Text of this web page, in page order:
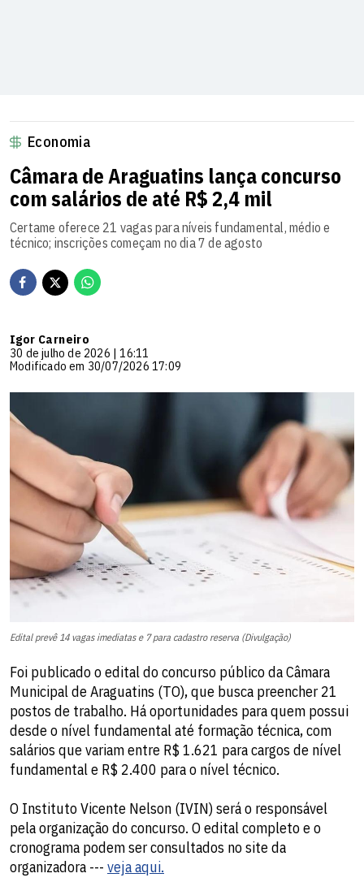
Economia
Câmara de Araguatins lança concurso
com salários de até R$ 2,4 mil
Certame oferece 21 vagas para níveis fundamental, médio e
técnico; inscrições começam no dia 7 de agosto
Igor Carneiro
30 de julho de 2026 | 16:11
Modificado em 30/07/2026 17:09
Edital prevê 14 vagas imediatas e 7 para cadastro reserva (Divulgação)
Foi publicado o edital do concurso público da Câmara
Municipal de Araguatins (TO), que busca preencher 21
postos de trabalho. Há oportunidades para quem possui
desde o nível fundamental até formação técnica, com
salários que variam entre R$ 1.621 para cargos de nível
fundamental e R$ 2.400 para o nível técnico.
O Instituto Vicente Nelson (IVIN) será o responsável
pela organização do concurso. O edital completo e o
cronograma podem ser consultados no site da
organizadora --- veja aqui.